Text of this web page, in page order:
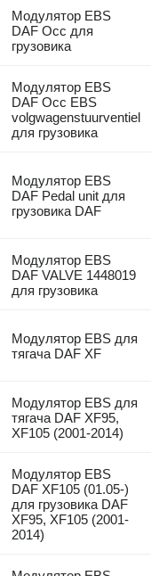
Модулятор EBS
DAF Occ для
грузовика
Модулятор EBS
DAF Occ EBS
volgwagenstuurventiel
для грузовика
Модулятор EBS
DAF Pedal unit для
грузовика DAF
Модулятор EBS
DAF VALVE 1448019
для грузовика
Модулятор EBS для
тягача DAF XF
Модулятор EBS для
тягача DAF XF95,
XF105 (2001-2014)
Модулятор EBS
DAF XF105 (01.05-)
для грузовика DAF
XF95, XF105 (2001-
2014)